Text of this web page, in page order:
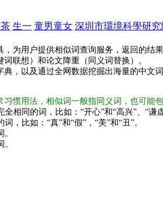
生一 童男童女 深圳市環境科學研究
为用户提供相似词查询服务，返回的结
联想）和论文降重（同义词替换）。
，以及通过全网数据挖掘出海量的中文
惯用法，相似词一般指同义词，也可能
相同的词，比如：“开心”和“高兴”、“谦虚
，比如：“真”和“假”，“美”和“丑”。